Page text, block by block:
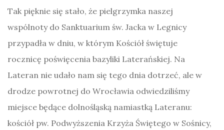
Tak pięknie się stało, że pielgrzymka naszej
wspólnoty do Sanktuarium św. Jacka w Legnicy
przypadła w dniu, w którym Kościół świętuje
rocznicę poświęcenia bazyliki Laterańskiej. Na
Lateran nie udało nam się tego dnia dotrzeć, ale w
drodze powrotnej do Wrocławia odwiedziliśmy
miejsce będące dolnośląską namiastką Lateranu:
kościół pw. Podwyższenia Krzyża Świętego w Sośnicy,